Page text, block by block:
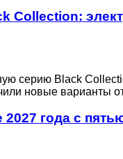
Collection:
серию Black
новые варианты
2027 года с